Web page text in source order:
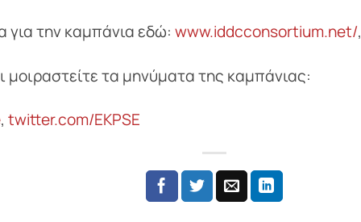
την καμπάνια εδώ: www.iddcconsortium.net/,
μοιραστείτε τα μηνύματα της καμπάνιας:
, twitter.com/EKPSE